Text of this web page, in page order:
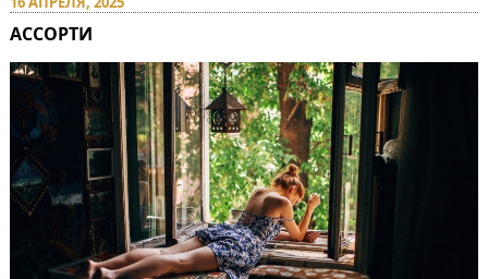
АССОРТИ